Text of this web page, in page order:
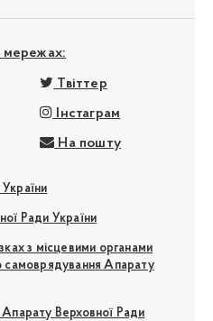
мережах:
Твіттер
Інстаграм
На пошту
Ради України
з місцевими органами
самоврядування Апарату
Апарату Верховної Ради